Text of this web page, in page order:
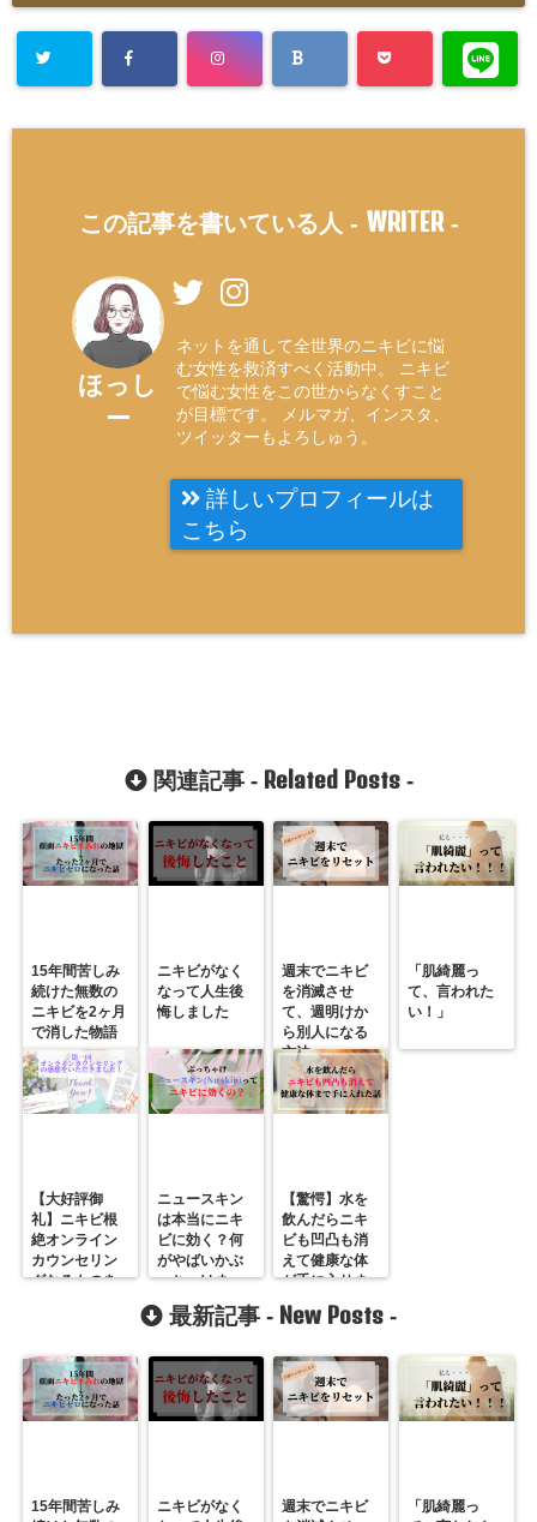
この記事を書いている人 - WRITER-
ほっし
ー
ネットを通して全世界のニキビに悩
む女性を救済すべく活動中。 ニキビ
で悩む女性をこの世からなくすこと
が目標です。 メルマガ、インスタ、
ツイッターもよろしゅう。
詳しいプロフィールは
こちら
関連記事 - Related Posts-
15年間苦しみ
続けた無数の
ニキビを2ヶ月
で消した物語
ニキビがなく
なって人生後
悔しました
週末でニキビ
を消滅させ
て、週明けか
ら別人になる
方法
「肌綺麗っ
て、言われた
い！」
【大好評御
礼】ニキビ根
絶オンライン
カウンセリン
グなるものを
ニュースキン
は本当にニキ
ビに効く？何
がやばいかぶ
っちゃけま
す。
【驚愕】水を
飲んだらニキ
ビも凹凸も消
えて健康な体
が手に入りま
した。
最新記事 - New Posts -
15年間苦しみ
ニキビがなく
週末でニキビ
「肌綺麗っ